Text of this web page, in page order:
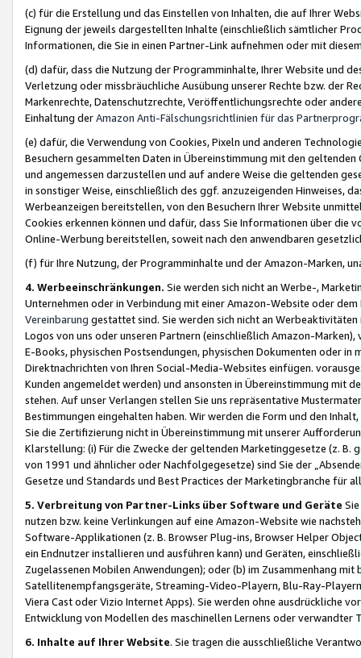
(c) für die Erstellung und das Einstellen von Inhalten, die auf Ihrer
Eignung der jeweils dargestellten Inhalte (einschließlich sämtlicher
Informationen, die Sie in einen Partner-Link aufnehmen oder mit
(d) dafür, dass die Nutzung der Programminhalte, Ihrer Website und
Verletzung oder missbräuchliche Ausübung unserer Rechte bzw. der
Markenrechte, Datenschutzrechte, Veröffentlichungsrechte oder
Einhaltung derAmazon Anti-Fälschungsrichtlinien für das
(e) dafür, die Verwendung von Cookies, Pixeln und anderen
Besuchern gesammelten Daten in Übereinstimmung mit den
und angemessen darzustellen und auf andere Weise die geltenden
in sonstiger Weise, einschließlich des ggf. anzuzeigenden Hinweises,
Werbeanzeigen bereitstellen, von den Besuchern Ihrer Website
Cookies erkennen können und dafür, dass Sie Informationen über die
Online-Werbung bereitstellen, soweit nach den anwendbaren
(f) für Ihre Nutzung, der Programminhalte und der Amazon-Marken,
4. Werbeeinschränkungen. Sie werden sich nicht an Werbe-,
Unternehmen oder in Verbindung mit einer Amazon-Website oder
Vereinbarung gestattet sind. Sie werden sich nicht an
Logos von uns oder unseren Partnern (einschließlich Amazon-
E-Books, physischen Postsendungen, physischen Dokumenten oder in
Direktnachrichten von Ihren Social-Media-Websites einfügen.
Kunden angemeldet werden) und ansonsten in Übereinstimmung mit
stehen. Auf unser Verlangen stellen Sie uns repräsentative
Bestimmungen eingehalten haben. Wir werden die Form und den
Sie die Zertifizierung nicht in Übereinstimmung mit unserer
Klarstellung: (i) Für die Zwecke der geltenden Marketinggesetze (z. B.
von 1991 und ähnlicher oder Nachfolgegesetze) sind Sie der
Gesetze und Standards und Best Practices der Marketingbranche für
5. Verbreitung von Partner-Links über Software und Geräte
nutzen bzw. keine Verlinkungen auf eine Amazon-Website wie
Software-Applikationen (z. B. Browser Plug-ins, Browser Helper
ein Endnutzer installieren und ausführen kann) und Geräten,
Zugelassenen Mobilen Anwendungen); oder (b) im Zusammenhang
Satellitenempfangsgeräte, Streaming-Video-Playern, Blu-Ray-
Viera Cast oder Vizio Internet Apps). Sie werden ohne ausdrückliche
Entwicklung von Modellen des maschinellen Lernens oder
6. Inhalte auf Ihrer Website. Sie tragen die ausschließliche